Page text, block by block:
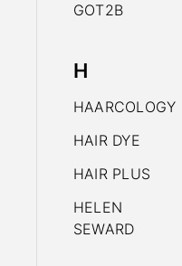
GOT2B
H
HAARCOLOGY
HAIR DYE
HAIR PLUS
HELEN
SEWARD